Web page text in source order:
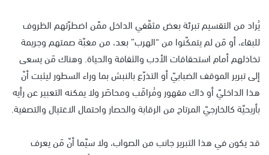
يُراد من التقسيم تبرئة بعض مثقّفي الداخل ممّن اضطرّتهم الظروف
للبقاء، أو مَن لم يتمكّنوا من “الهرب” بعد، من مغبّة صمتهم وجريمة
تخاذلهم أمام استحقاقات الأدب والثقافة والحياة. وهناك مَن يسعى
إلى تبرير الموقف الضبابيّ أو التذرّع بالنبش بما وراء السطور ليثبت أنّ
هذا الداخليّ أو ذاك مقهور ومُراقَب ومحاصَر ولا يمكنه التعبير عن رأيه
بأريحيّة كالخارجيّ المرتاح من الرقابة والحصار واحتمال الاغتيال والتصفية.
قد يكون في هذا التبرير جانب من الصواب، ولا سيّما أنّ مَن يعرف